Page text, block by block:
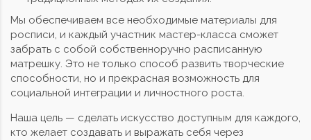
Мы обеспечиваем все необходимые материалы для
росписи, и каждый участник мастер-класса сможет
забрать с собой собственноручно расписанную
матрешку. Это не только способ развить творческие
способности, но и прекрасная возможность для
социальной интеграции и личностного роста.
Наша цель — сделать искусство доступным для каждого,
кто желает создавать и выражать себя через